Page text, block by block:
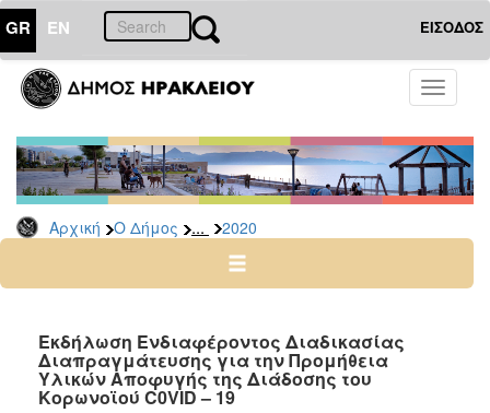
GR EN ΕΙΣΟΔΟΣ
Toggle
Αρχική Ο Δήμος ... 2020
ΔΗΜΟΣ
Διακηρύξεις
-
Δημοπρασίες
Αρχείο
2025
2023
2022
Εκδήλωση Ενδιαφέροντος Διαδικασίας
Διαπραγμάτευσης για την Προμήθεια
Υλικών Αποφυγής της Διάδοσης του
Κορωνοϊού C0VID – 19